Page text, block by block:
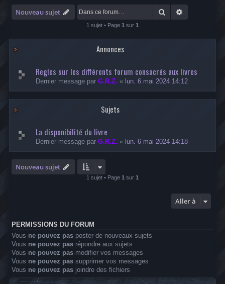
Nouveau sujet Rechercher
1 sujet • Page 1 sur 1
Annonces
Regles sur les différents forum consacrés aux livres
Dernier message par G.R.Z. « lun. 6 mai 2024 14:12
Sujets
La disponibilité du livre
Dernier message par G.R.Z. « lun. 6 mai 2024 14:18
Nouveau sujet
1 sujet • Page 1 sur 1
Aller à
PERMISSIONS DU FORUM
Vous ne pouvez pas poster de nouveaux sujets
Vous ne pouvez pas répondre aux sujets
Vous ne pouvez pas modifier vos messages
Vous ne pouvez pas supprimer vos messages
Vous ne pouvez pas joindre des fichiers